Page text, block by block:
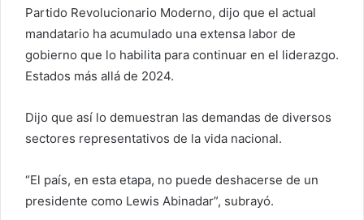
Partido Revolucionario Moderno, dijo que el actual
mandatario ha acumulado una extensa labor de
gobierno que lo habilita para continuar en el liderazgo.
Estados más allá de 2024.
Dijo que así lo demuestran las demandas de diversos
sectores representativos de la vida nacional.
“El país, en esta etapa, no puede deshacerse de un
presidente como Lewis Abinadar”, subrayó.